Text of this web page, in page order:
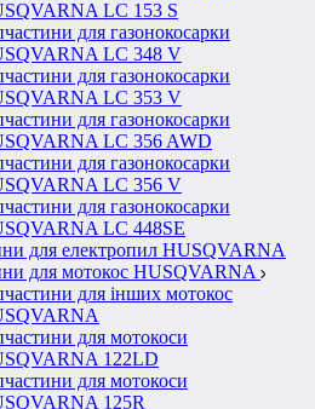
LC 153 S
для газонокосарки
LC 348 V
для газонокосарки
LC 353 V
для газонокосарки
LC 356 AWD
для газонокосарки
LC 356 V
для газонокосарки
LC 448SE
для електропил HUSQVARNA
для мотокос HUSQVARNA
для інших мотокос
для мотокоси
122LD
для мотокоси
125R